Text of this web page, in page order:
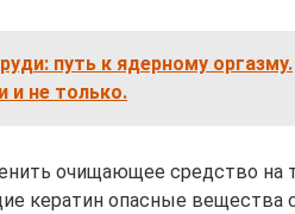
путь к ядерному оргазму.
и не только.
очищающее средство на
кератин опасные вещества